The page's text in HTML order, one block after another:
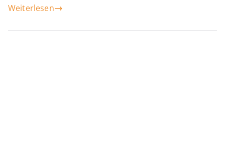
Weiterlesen